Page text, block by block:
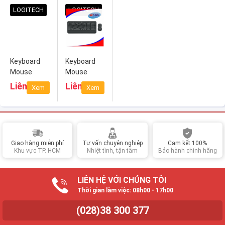
Wireless
LOGITECH
Keyboard
Mouse
Logitech
MK270
Liên hệ
Xem
LOGITECH
Keyboard
Mouse
Logitech
MK545
Liên hệ
Xem
Giao hàng miễn phí
Khu vực TP. HCM
Tư vấn chuyên nghiệp
Nhiệt tình, tận tâm
Cam kết 100%
Bảo hành chính hãng
LIÊN HỆ VỚI CHÚNG TÔI
Thời gian làm việc: 08h00 - 17h00
(028)38 300 377